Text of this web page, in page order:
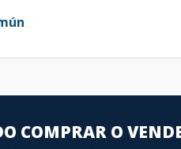
COMPRAR O